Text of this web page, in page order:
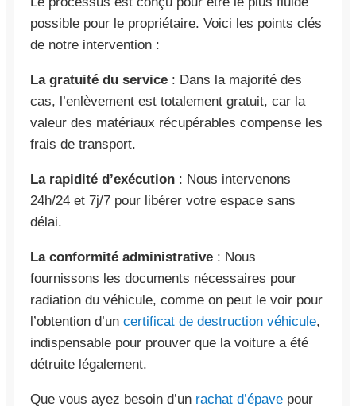
possible pour le propriétaire. Voici les points clés
de notre intervention :
La gratuité du service : Dans la majorité des
cas, l’enlèvement est totalement gratuit, car la
valeur des matériaux récupérables compense les
frais de transport.
La rapidité d’exécution : Nous intervenons
24h/24 et 7j/7 pour libérer votre espace sans
délai.
La conformité administrative : Nous
fournissons les documents nécessaires pour
radiation du véhicule, comme on peut le voir pour
l’obtention d’un certificat de destruction véhicule,
indispensable pour prouver que la voiture a été
détruite légalement.
Que vous ayez besoin d’un rachat d’épave pour